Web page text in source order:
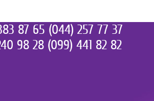
87 65 (044) 257 77 37
98 28 (099) 441 82 82